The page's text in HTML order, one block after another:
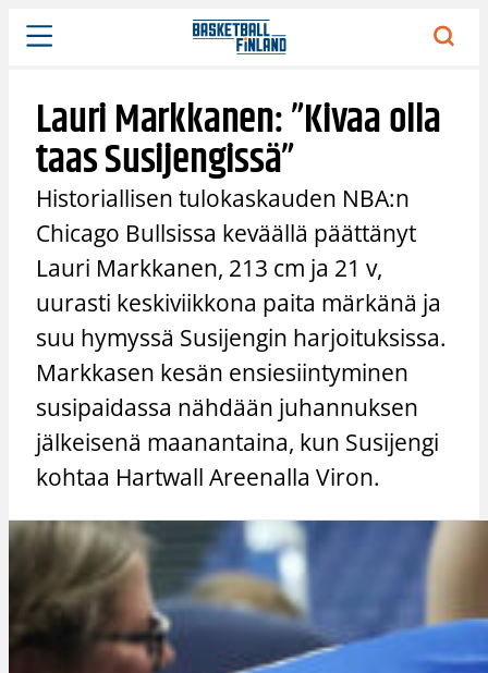
Siirry
sisältöön
Lauri Markkanen: ”Kivaa olla
taas Susijengissä”
Historiallisen tulokaskauden NBA:n
Chicago Bullsissa keväällä päättänyt
Lauri Markkanen, 213 cm ja 21 v,
uurasti keskiviikkona paita märkänä ja
suu hymyssä Susijengin harjoituksissa.
Markkasen kesän ensiesiintyminen
susipaidassa nähdään juhannuksen
jälkeisenä maanantaina, kun Susijengi
kohtaa Hartwall Areenalla Viron.